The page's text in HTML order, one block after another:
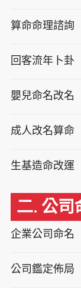
算命命理諮詢
回客流年卜卦
嬰兒命名改名
成人改名算命
生基造命改運
二. 公司
企業公司命名
公司鑑定佈局